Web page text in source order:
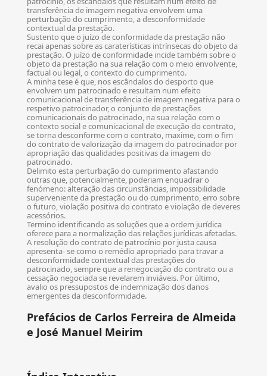
transferência de imagem negativa envolvem uma
perturbação do cumprimento, a desconformidade
contextual da prestação.
Sustento que o juízo de conformidade da prestação não
recai apenas sobre as caraterísticas intrínsecas do objeto da
prestação. O juízo de conformidade incide também sobre o
objeto da prestação na sua relação com o meio envolvente,
factual ou legal, o contexto do cumprimento.
A minha tese é que, nos escândalos do desporto que
envolvem um patrocinado e resultam num efeito
comunicacional de transferência de imagem negativa para o
respetivo patrocinador, o conjunto de prestações
comunicacionais do patrocinado, na sua relação com o
contexto social e comunicacional de execução do contrato,
se torna desconforme com o contrato, maxime, com o fim
do contrato de valorização da imagem do patrocinador por
apropriação das qualidades positivas da imagem do
patrocinado.
Delimito esta perturbação do cumprimento afastando
outras que, potencialmente, poderiam enquadrar o
fenómeno: alteração das circunstâncias, impossibilidade
superveniente da prestação ou do cumprimento, erro sobre
o futuro, violação positiva do contrato e violação de deveres
acessórios.
Termino identificando as soluções que a ordem jurídica
oferece para a normalização das relações jurídicas afetadas.
A resolução do contrato de patrocínio por justa causa
apresenta- se como o remédio apropriado para travar a
desconformidade contextual das prestações do
patrocinado, sempre que a renegociação do contrato ou a
cessação negociada se revelarem inviáveis. Por último,
avalio os pressupostos de indemnização dos danos
emergentes da desconformidade.
Prefácios de Carlos Ferreira de Almeida
e José Manuel Meirim